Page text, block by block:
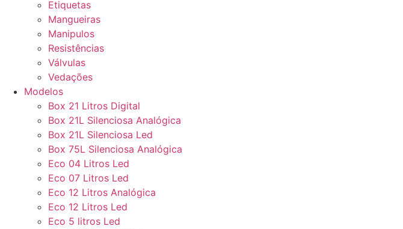
Etiquetas
Mangueiras
Manipulos
Resistências
Válvulas
Vedações
Modelos
Box 21 Litros Digital
Box 21L Silenciosa Analógica
Box 21L Silenciosa Led
Box 75L Silenciosa Analógica
Eco 04 Litros Led
Eco 07 Litros Led
Eco 12 Litros Analógica
Eco 12 Litros Led
Eco 5 litros Led